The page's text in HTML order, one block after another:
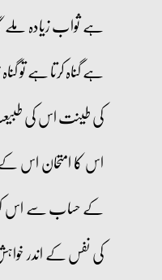
ہے ثواب زیادہ ملے
ہے گناہ کرتا ہے تو
کی طینت اس کی
اس کا امتحان اس
کے حساب سے اس
کی نفس کے اندر